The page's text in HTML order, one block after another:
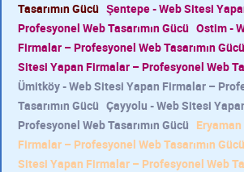
Tasarımın Gücü Şentepe - Web Sitesi
Profesyonel Web Tasarımın Gücü Ostim -
Firmalar – Profesyonel Web Tasarımın Gücü
Sitesi Yapan Firmalar – Profesyonel Web
Ümitköy - Web Sitesi Yapan Firmalar –
Tasarımın Gücü Çayyolu - Web Sitesi
Profesyonel Web Tasarımın Gücü
Firmalar – Profesyonel Web Tasarımın Gücü
Sitesi Yapan Firmalar – Profesyonel Web